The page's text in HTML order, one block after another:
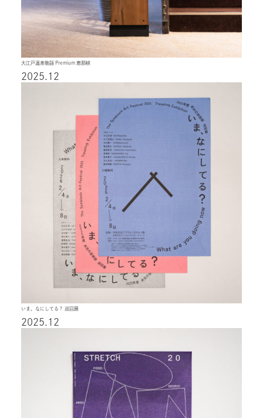
大江戸温泉物語 Premium 恵那峡
2025.12
いま、なにしてる？ 巡回展
2025.12